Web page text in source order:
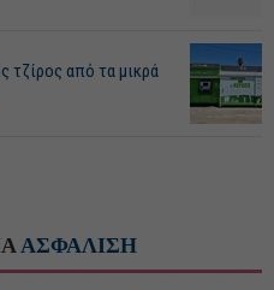
τζίρος από τα μικρά
ΑΣΦΑΛΙΣΗ